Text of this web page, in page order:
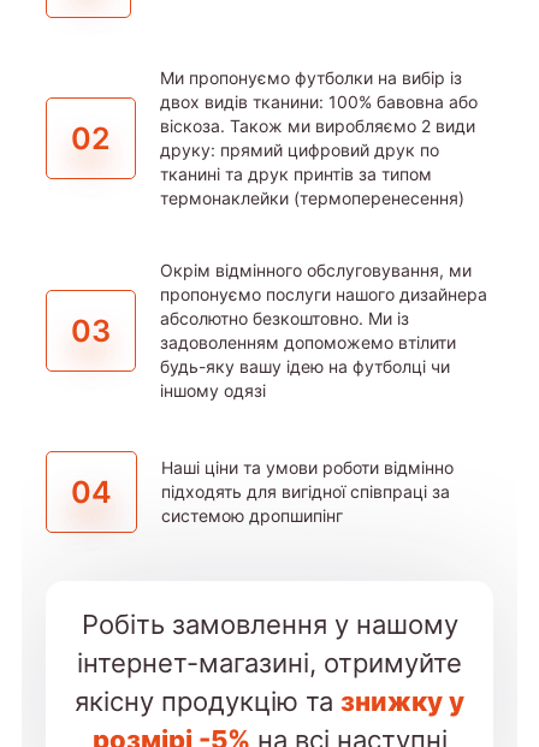
02
Ми пропонуємо футболки на вибір із
двох видів тканини: 100% бавовна або
віскоза. Також ми виробляємо 2 види
друку: прямий цифровий друк по
тканині та друк принтів за типом
термонаклейки (термоперенесення)
03
Окрім відмінного обслуговування, ми
пропонуємо послуги нашого дизайнера
абсолютно безкоштовно. Ми із
задоволенням допоможемо втілити
будь-яку вашу ідею на футболці чи
іншому одязі
04
Наші ціни та умови роботи відмінно
підходять для вигідної співпраці за
системою дропшипінг
Робіть замовлення у нашому
інтернет-магазині, отримуйте
якісну продукцію та знижку у
розмірі -5% на всі наступні